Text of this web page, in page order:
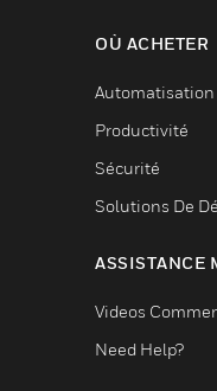
OÙ ACHETER
Automatisation
Productivité
Sécurité
Solutions De
ASSISTANCE
Videos
Need Help?